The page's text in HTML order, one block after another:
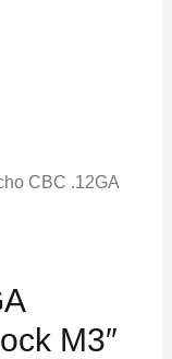
CBC .12GA
M3″